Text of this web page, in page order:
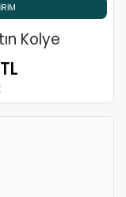
Kolye